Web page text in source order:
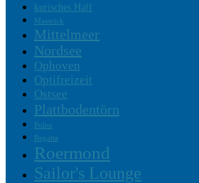
kurisches Haff
Masseick
Mittelmeer
Nordsee
Ophoven
Optifreizeit
Ostsee
Plattbodentörn
Polen
Regatta
Roermond
Sailor's Lounge